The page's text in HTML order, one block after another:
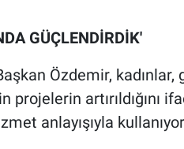
GÜÇLENDİRDİK'
Özdemir, kadınlar,
artırıldığını
anlayışıyla